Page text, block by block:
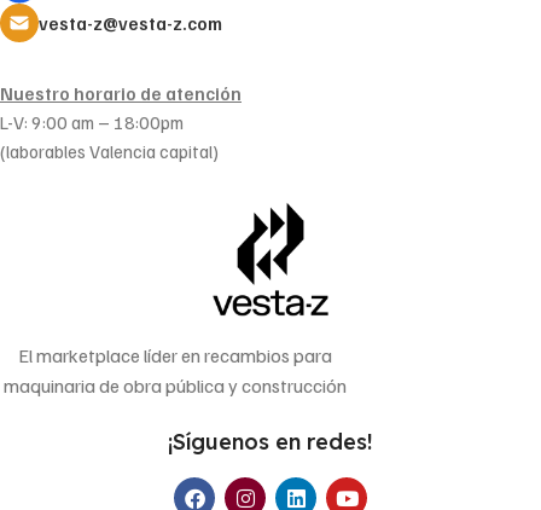
vesta-z@vesta-z.com
Nuestro horario de atención
L-V: 9:00 am – 18:00pm
(laborables Valencia capital)
El marketplace líder en recambios para
maquinaria de obra pública y construcción
¡Síguenos en redes!